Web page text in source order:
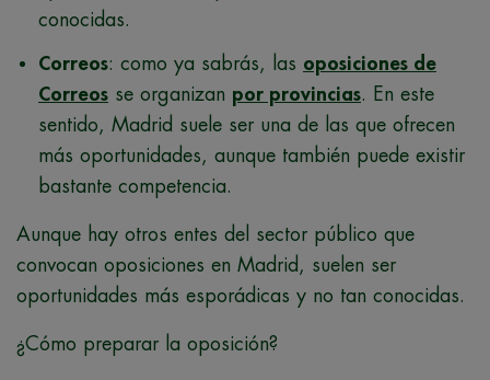
conocidas.
Correos: como ya sabrás, las oposiciones de
Correos se organizan por provincias. En este
sentido, Madrid suele ser una de las que ofrecen
más oportunidades, aunque también puede existir
bastante competencia.
Aunque hay otros entes del sector público que
convocan oposiciones en Madrid, suelen ser
oportunidades más esporádicas y no tan conocidas.
¿Cómo preparar la oposición?